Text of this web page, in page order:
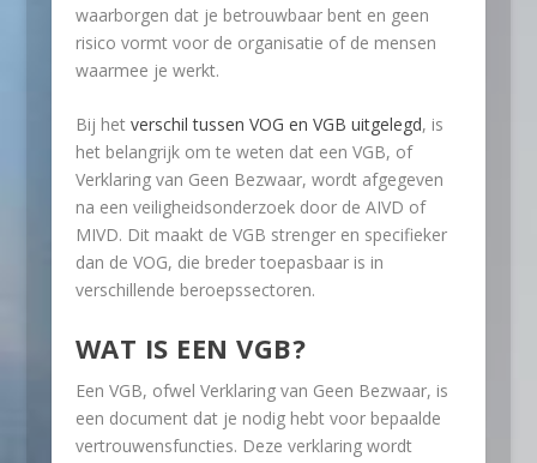
waarborgen dat je betrouwbaar bent en geen
risico vormt voor de organisatie of de mensen
waarmee je werkt.
Bij het verschil tussen VOG en VGB uitgelegd, is
het belangrijk om te weten dat een VGB, of
Verklaring van Geen Bezwaar, wordt afgegeven
na een veiligheidsonderzoek door de AIVD of
MIVD. Dit maakt de VGB strenger en specifieker
dan de VOG, die breder toepasbaar is in
verschillende beroepssectoren.
WAT IS EEN VGB?
Een VGB, ofwel Verklaring van Geen Bezwaar, is
een document dat je nodig hebt voor bepaalde
vertrouwensfuncties. Deze verklaring wordt